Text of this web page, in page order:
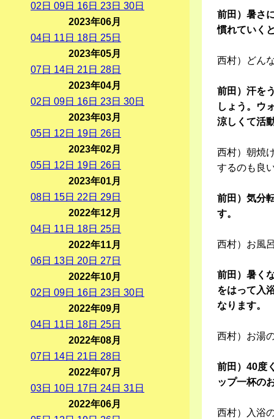
前田）暑さ
慣れていく
西村）どん
前田）汗を
しょう。ウ
涼しくて活
西村）朝焼
するのも良
前田）気分
す。
西村）お風
前田）暑く
をはって入
なります。
西村）お湯
前田）40度
ップ一杯の
西村）入浴
02 日 09日 16日 23日 30日
2023年06月
04日 11 日 18日 25日
2023年05月
07日 14日 21 日 28日
2023年04月
02 日 09日 16日 23日 30日
2023年03月
05日 12 日 19日 26日
2023年02月
05日 12 日 19日 26日
2023年01月
08日 15日 22 日 29日
2022年12月
04日 11 日 18日 25日
2022年11月
06日 13日 20日 27日
2022年10月
02 日 09日 16日 23日 30日
2022年09月
04日 11 日 18日 25日
2022年08月
07日 14日 21 日 28日
2022年07月
03日 10日 17日 24日 31 日
2022年06月